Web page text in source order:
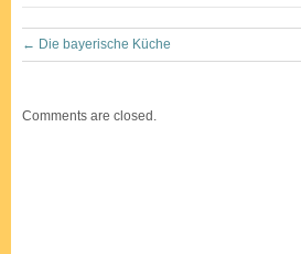
← Die bayerische Küche
Comments are closed.